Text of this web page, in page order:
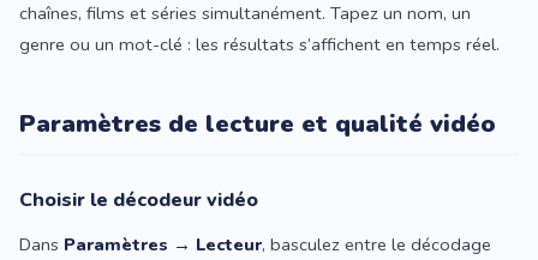
chaînes, films et séries simultanément. Tapez un nom, un
genre ou un mot-clé : les résultats s’affichent en temps réel.
Paramètres de lecture et qualité vidéo
Choisir le décodeur vidéo
Dans Paramètres → Lecteur, basculez entre le décodage